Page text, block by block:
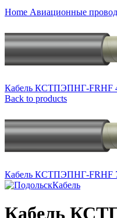
Home Авиационные
Кабель КСТПЭПНГ-FRHF
Back to products
Кабель КСТПЭПНГ-FRHF
Кабель